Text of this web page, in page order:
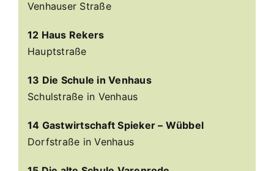
Venhauser Straße
12 Haus Rekers
Hauptstraße
13 Die Schule in Venhaus
Schulstraße in Venhaus
14 Gastwirtschaft Spieker – Wübbel
Dorfstraße in Venhaus